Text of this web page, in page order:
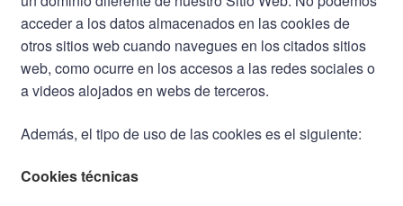
acceder a los datos almacenados en las cookies de
otros sitios web cuando navegues en los citados sitios
web, como ocurre en los accesos a las redes sociales o
a videos alojados en webs de terceros.
Además, el tipo de uso de las cookies es el siguiente:
Cookies técnicas